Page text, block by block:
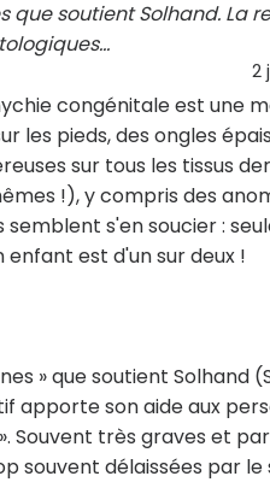
que soutient Solhand. La
2
congénitale est une
les pieds, des ongles
sur tous les tissus
!), y compris des
s'en soucier :
enfant est d'un sur deux !
» que soutient
apporte son aide aux
Souvent très graves et
souvent délaissées par